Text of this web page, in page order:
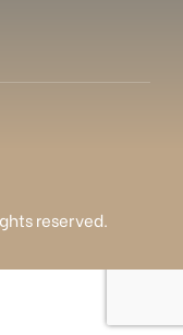
reserved.